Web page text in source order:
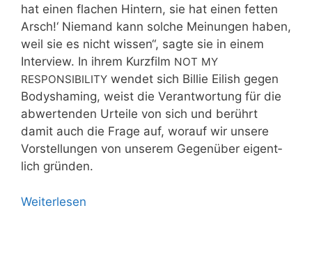
hat einen fla­chen Hin­tern, sie hat einen fet­ten
Arsch!‘ Nie­mand kann sol­che Mei­nun­gen haben,
weil sie es nicht wis­sen“, sag­te sie in einem
Inter­view. In ihrem Kurz­film NOT MY
RESPONSIBILITY wen­det sich Bil­lie Eilish gegen
Body­s­ha­ming, weist die Ver­ant­wor­tung für die
abwer­ten­den Urtei­le von sich und berührt
damit auch die Fra­ge auf, wor­auf wir unse­re
Vor­stel­lun­gen von unse­rem Gegen­über eigent­
lich gründen.
Wei­ter­le­sen